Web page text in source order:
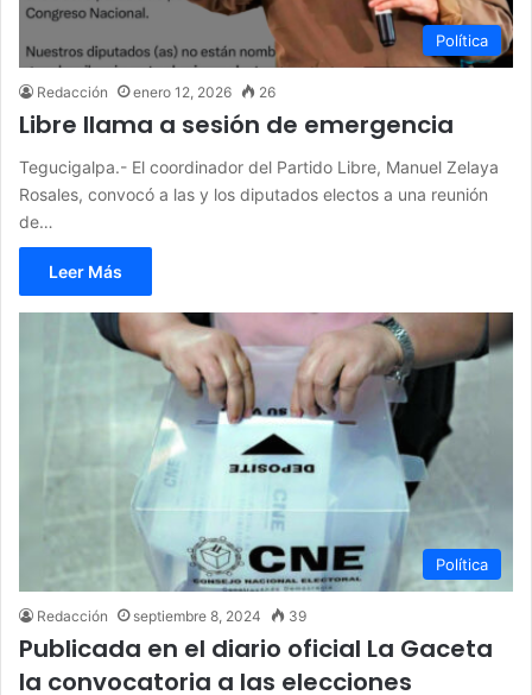
Política
Redacción enero 12, 2026 26
Libre llama a sesión de emergencia
Tegucigalpa.- El coordinador del Partido Libre, Manuel Zelaya
Rosales, convocó a las y los diputados electos a una reunión
de…
Leer Más
Política
Redacción septiembre 8, 2024 39
Publicada en el diario oficial La Gaceta
la convocatoria a las elecciones